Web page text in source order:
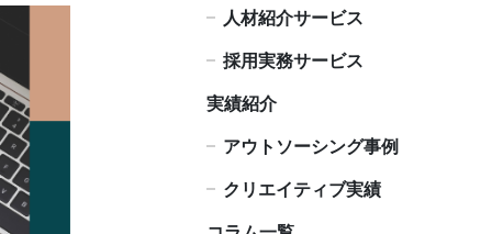
人材紹介サービス
採用実務サービス
実績紹介
アウトソーシング事例
クリエイティブ実績